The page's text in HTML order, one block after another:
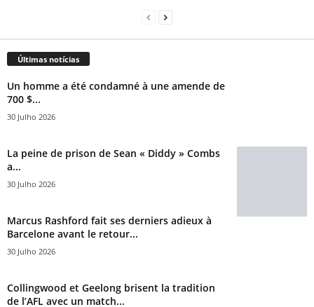
Últimas notícias
Un homme a été condamné à une amende de
700 $...
30 Julho 2026
La peine de prison de Sean « Diddy » Combs
a...
30 Julho 2026
Marcus Rashford fait ses derniers adieux à
Barcelone avant le retour...
30 Julho 2026
Collingwood et Geelong brisent la tradition
de l’AFL avec un match...